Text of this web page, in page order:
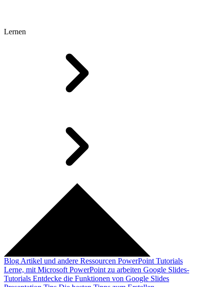
Lernen
Blog Artikel und andere Ressourcen PowerPoint Tutorials
Lerne, mit Microsoft PowerPoint zu arbeiten Google Slides-
Tutorials Entdecke die Funktionen von Google Slides